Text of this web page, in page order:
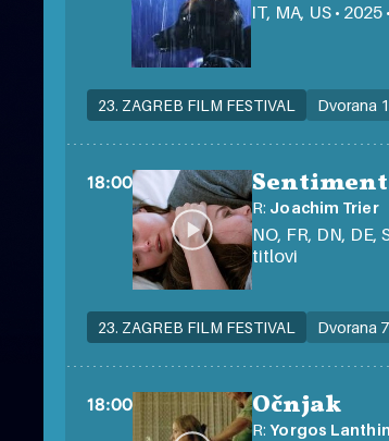
IT, MA, US •
23. ZAGREB FILM FESTIVAL Dvorana 1
18:00
R: Joachim Trier
NO, FR, DN, DE,
titlovi
23. ZAGREB FILM FESTIVAL Dvorana 7
18:00 Očnjak
R:Yorgos